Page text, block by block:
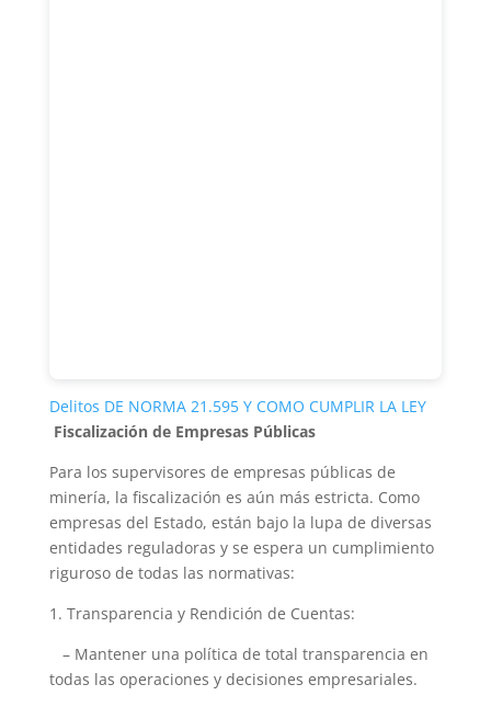
Delitos DE NORMA 21.595 Y COMO CUMPLIR LA LEY
Fiscalización de Empresas Públicas
Para los supervisores de empresas públicas de
minería, la fiscalización es aún más estricta. Como
empresas del Estado, están bajo la lupa de diversas
entidades reguladoras y se espera un cumplimiento
riguroso de todas las normativas:
1. Transparencia y Rendición de Cuentas:
– Mantener una política de total transparencia en
todas las operaciones y decisiones empresariales.